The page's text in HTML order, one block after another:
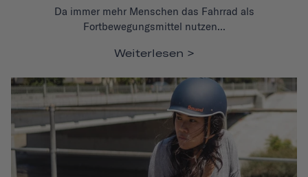
Da immer mehr Menschen das Fahrrad als
Fortbewegungsmittel nutzen...
Weiterlesen